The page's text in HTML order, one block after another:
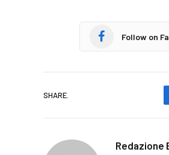
Follow on
SHARE.
Redazione